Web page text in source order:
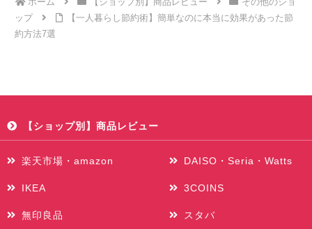
ップ
【一人暮らし節約術】簡単なのに本当に効果があった節
約方法7選
【ショップ別】商品レビュー
楽天市場・amazon DAISO・Seria・Watts
IKEA 3COINS
無印良品 スタバ